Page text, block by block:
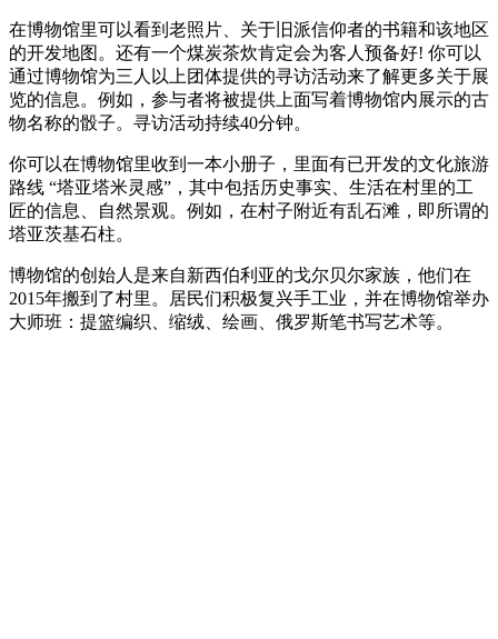
在博物馆里可以看到老照片、关于旧派信仰者的书籍和该地区
的开发地图。还有一个煤炭茶炊肯定会为客人预备好! 你可以
通过博物馆为三人以上团体提供的寻访活动来了解更多关于展
览的信息。例如，参与者将被提供上面写着博物馆内展示的古
物名称的骰子。寻访活动持续40分钟。
你可以在博物馆里收到一本小册子，里面有已开发的文化旅游
路线 “塔亚塔米灵感”，其中包括历史事实、生活在村里的工
匠的信息、自然景观。例如，在村子附近有乱石滩，即所谓的
塔亚茨基石柱。
博物馆的创始人是来自新西伯利亚的戈尔贝尔家族，他们在
2015年搬到了村里。居民们积极复兴手工业，并在博物馆举办
大师班：提篮编织、缩绒、绘画、俄罗斯笔书写艺术等。